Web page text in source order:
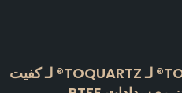
خيارات التخصيص TOQUARTZ® لـ TOQUARTZ® لـ كفيت